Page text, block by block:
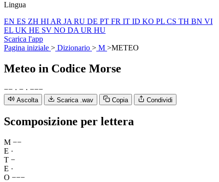
Lingua
EN ES ZH HI AR JA RU DE PT FR IT ID KO PL CS TH BN VI
EL UK HE SV NO DA UR HU
Scarica l'app
Pagina iniziale > Dizionario > M >METEO
Meteo in Codice Morse
−− · − · −−−
Ascolta Scarica .wav Copia Condividi
Scomposizione per lettera
M −−
E ·
T −
E ·
O −−−